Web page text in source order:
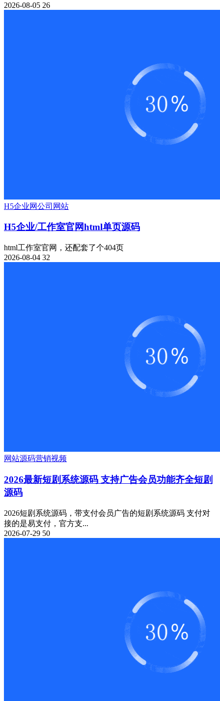
2026-08-05 26
H5企业网公司网站
H5企业/工作室官网html单页源码
html工作室官网，还配套了个404页
2026-08-04 32
网站源码营销视频
2026最新短剧系统源码 支持广告会员功能齐全短剧
源码
2026短剧系统源码，带支付会员广告的短剧系统源码 支付对
接的是易支付，官方支...
2026-07-29 50